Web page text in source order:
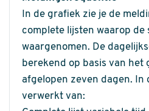
In de grafiek zie je de
complete lijsten waarop de
waargenomen. De
berekend op basis van het
afgelopen zeven dagen.
verwerkt van: